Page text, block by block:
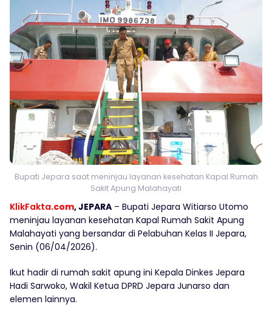
Bupati Jepara saat meninjau layanan kesehatan Kapal Rumah
Sakit Apung Malahayati
KlikFakta.com, JEPARA – Bupati Jepara Witiarso Utomo
meninjau layanan kesehatan Kapal Rumah Sakit Apung
Malahayati yang bersandar di Pelabuhan Kelas II Jepara,
Senin (06/04/2026).
Ikut hadir di rumah sakit apung ini Kepala Dinkes Jepara
Hadi Sarwoko, Wakil Ketua DPRD Jepara Junarso dan
elemen lainnya.